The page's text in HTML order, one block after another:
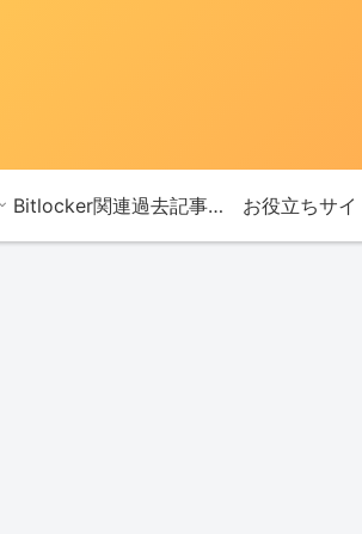
Bitlocker関連過去記事リンク お役立ちサイ